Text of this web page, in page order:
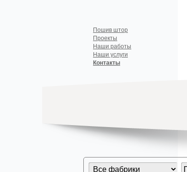
Пошив штор
Проекты
Наши работы
Наши услуги
Контакты